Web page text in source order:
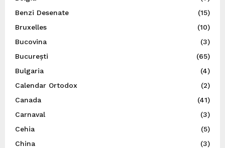
Benzi Desenate
(15)
Bruxelles
(10)
Bucovina
(3)
București
(65)
Bulgaria
(4)
Calendar Ortodox
(2)
Canada
(41)
Carnaval
(3)
Cehia
(5)
China
(3)